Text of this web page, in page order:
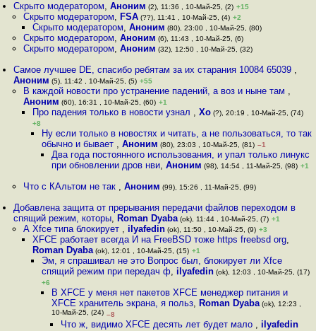
Скрыто модератором,Аноним (2), 11:36 , 10-Май-25, (2) +15
Скрыто модератором, FSA(??), 11:41 , 10-Май-25, (4) +2
Скрыто модератором, Аноним (80), 23:00 , 10-Май-25, (80)
Скрыто модератором, Аноним (6), 11:43 , 10-Май-25, (6)
Скрыто модератором, Аноним (32), 12:50 , 10-Май-25, (32)
Самое лучшее DE, спасибо ребятам за их старания 10084 65039 ,
Аноним (5), 11:42 , 10-Май-25, (5) +55
В каждой новости про устранение падений, а воз и ныне там ,
Аноним (60), 16:31 , 10-Май-25, (60) +1
Про падения только в новости узнал , Xo(?), 20:19 , 10-Май-25, (74)
+8
Ну если только в новостях и читать, а не пользоваться, то так
обычно и бывает ,Аноним (80), 23:03 , 10-Май-25, (81) –1
Два года постоянного использования, и упал только линукс
при обновлении дров нви, Аноним (98), 14:54 , 11-Май-25, (98) +1
Что с КАльтом не так , Аноним (99), 15:26 , 11-Май-25, (99)
Добавлена защита от прерывания передачи файлов переходом в
спящий режим, которы, Roman Dyaba (ok), 11:44 , 10-Май-25, (7) +1
А Xfce типа блокирует , ilyafedin(ok), 11:50 , 10-Май-25, (9) +3
XFCE работает всегда И на FreeBSD тоже https freebsd org,
Roman Dyaba(ok), 12:01 , 10-Май-25, (15) +1
Эм, я спрашивал не это Вопрос был, блокирует ли Xfce
спящий режим при передач ф, ilyafedin (ok), 12:03 , 10-Май-25, (17)
+6
В XFCE у меня нет пакетов XFCE менеджер питания и
XFCE хранитель экрана, я польз, Roman Dyaba(ok), 12:23 ,
10-Май-25, (24) –8
Что ж, видимо XFCE десять лет будет мало , ilyafedin